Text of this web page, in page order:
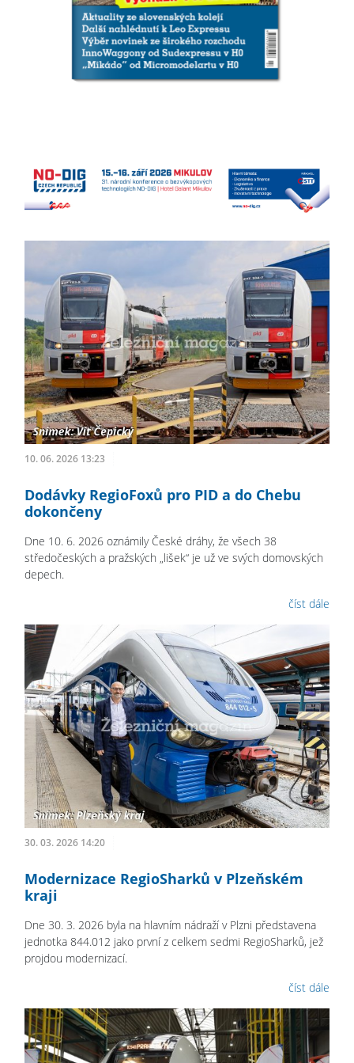
10. 06. 2026 13:23
Dodávky RegioFoxů pro PID a do Chebu
dokončeny
Dne 10. 6. 2026 oznámily České dráhy, že všech 38
středočeských a pražských „lišek“ je už ve svých domovských
depech.
číst dále
30. 03. 2026 14:20
Modernizace RegioSharků v Plzeňském
kraji
Dne 30. 3. 2026 byla na hlavním nádraží v Plzni představena
jednotka 844.012 jako první z celkem sedmi RegioSharků, jež
projdou modernizací.
číst dále